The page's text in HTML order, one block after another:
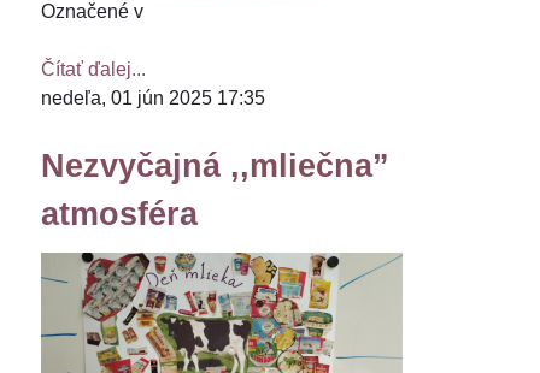
Označené v
Čítať ďalej...
nedeľa, 01 jún 2025 17:35
Nezvyčajná ,,mliečna”
atmosféra